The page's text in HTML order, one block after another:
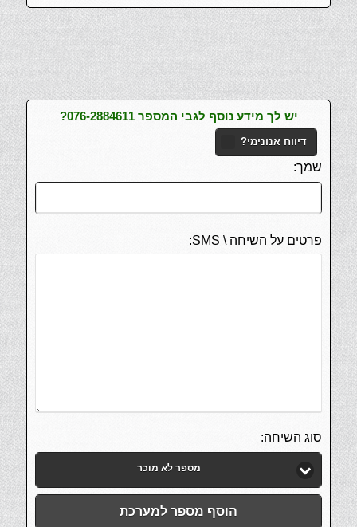
יש לך מידע נוסף לגבי המספר 076-2884611?
דיווח אנונימי?
שמך:
פרטים על השיחה \ SMS:
סוג השיחה:
מספר לא מוכר
הוסף מספר למערכת